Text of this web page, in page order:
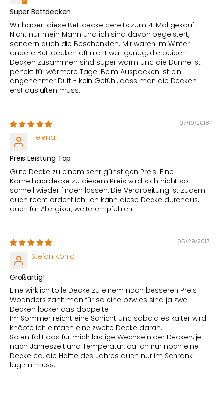
Super Bettdecken
Wir haben diese Bettdecke bereits zum 4. Mal gekauft.
Nicht nur mein Mann und ich sind davon begeistert,
sondern auch die Beschenkten. Mir waren im Winter
andere Bettdecken oft nicht war genug, die beiden
Decken zusammen sind super warm und die Dünne ist
perfekt für wärmere Tage. Beim Auspacken ist ein
angenehmer Duft - kein Gefühl, dass man die Decken
erst auslüften muss.
07/10/2018
Helena
Preis Leistung Top
Gute Decke zu einem sehr günstigen Preis. Eine
Kamelhaardecke zu diesem Preis wird sich nicht so
schnell wieder finden lassen. Die Verarbeitung ist zudem
auch recht ordentlich. Ich kann diese Decke durchaus,
auch für Allergiker, weiterempfehlen.
05/29/2017
Stefan König
Großartig!
Eine wirklich tolle Decke zu einem noch besseren Preis.
Woanders zahlt man für so eine bzw es sind ja zwei
Decken locker das doppelte.
Im Sommer reicht eine Schicht und sobald es kälter wird
knöpfe ich einfach eine zweite Decke daran.
So entfällt das für mich lästige Wechseln der Decken, je
nach Jahreszeit und Temperatur, da ich nur noch eine
Decke ca. die Hälfte des Jahres auch nur im Schrank
lagern muss.